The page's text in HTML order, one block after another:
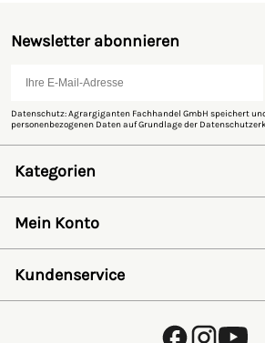
Newsletter abonnieren
Datenschutz: Agrargiganten Fachhandel GmbH speichert
personenbezogenen Daten auf Grundlage der
Kategorien
Schermaschinen
Futter- & Tränkesysteme
Haus, Hof & Stall
SALE
Mein Konto
Registrieren
Wunschzettel
Passwort vergessen
Kundenservice
Kostenlose Fachberatung